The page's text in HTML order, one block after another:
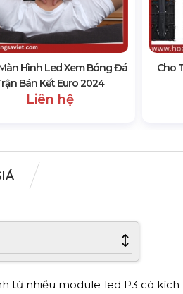
Hình Led Xem Bóng Đá
Bán Kết Euro 2024
Liên hệ
Cho
từ nhiều module led P3 có kích